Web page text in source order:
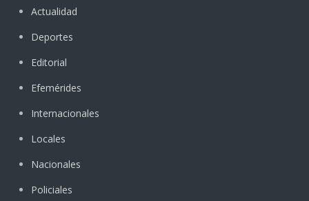
Actualidad
Deportes
Editorial
Efemérides
Internacionales
Locales
Nacionales
Policiales